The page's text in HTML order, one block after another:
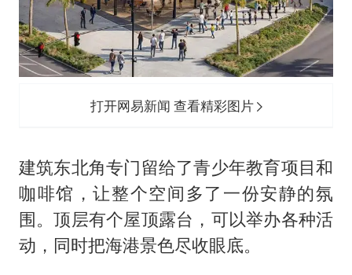
打开网易新闻 查看精彩图片
建筑东北角专门留给了青少年教育项目和
咖啡馆，让整个空间多了一份安静的氛
围。顶层有个屋顶露台，可以举办各种活
动，同时把海港景色尽收眼底。